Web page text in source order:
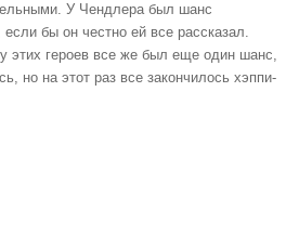
У Чендлера был шанс
бы он честно ей все рассказал.
этих героев все же был еще один шанс,
но на этот раз все закончилось хэппи-